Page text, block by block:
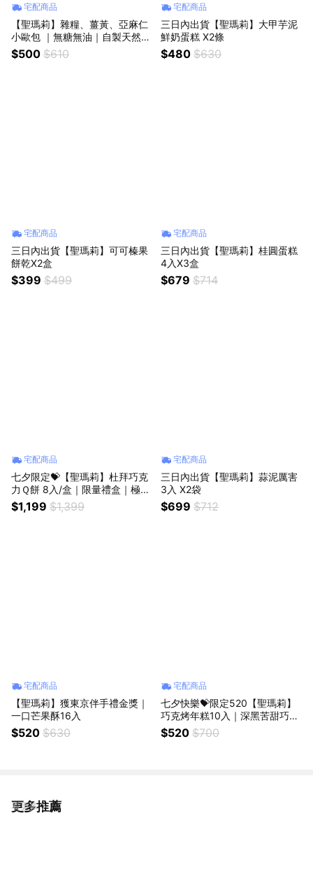
宅配商品
【聖瑪莉】雜糧、薑黃、亞麻仁
小歐包 ｜無糖無油｜自製天然酵
母｜全素｜健康無負擔
$500 $610
宅配商品
三日內出貨【聖瑪莉】大甲芋泥
鮮奶蛋糕 X2條
$480 $630
宅配商品
三日內出貨【聖瑪莉】可可榛果
餅乾X2盒
$399 $499
宅配商品
三日內出貨【聖瑪莉】桂圓蛋糕
4入X3盒
$679 $714
宅配商品
七夕限定💝【聖瑪莉】杜拜巧克
力Ｑ餅 8入/盒｜限量禮盒｜極致
酥脆口感｜鹹甜濃郁開心果味
$1,199 $1,399
宅配商品
三日內出貨【聖瑪莉】蒜泥厲害
3入 X2袋
$699 $712
宅配商品
【聖瑪莉】獲東京伴手禮金獎｜
一口芒果酥16入
$520 $630
宅配商品
七夕快樂💝限定520【聖瑪莉】
巧克烤年糕10入｜深黑苦甜巧克
｜Threads爆紅款甜點
$520 $700
更多推薦
看更多